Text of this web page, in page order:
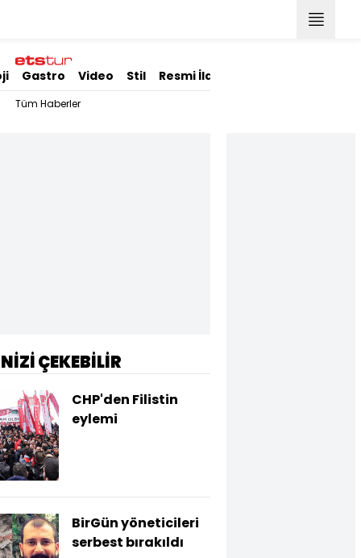
Gastro Video Stil Resmi İlanlar
Tüm Haberler
ÇEKEBİLİR
CHP'den Filistin
eylemi
BirGün yöneticileri
serbest bırakıldı